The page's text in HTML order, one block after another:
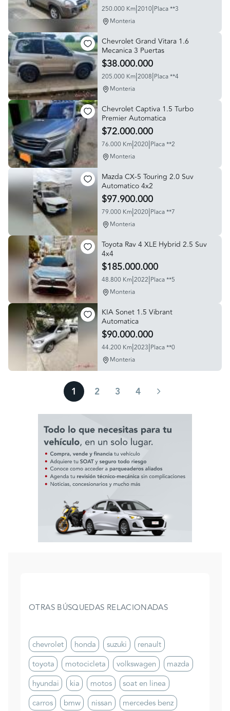
250.000 Km|2010|Placa **3
Monteria
Chevrolet Grand Vitara 1.6
Mecanica 3 Puertas
$38.000.000
205.000 Km|2008|Placa **4
Monteria
Chevrolet Captiva 1.5 Turbo
Premier Automatica
$72.000.000
76.000 Km|2020|Placa **2
Monteria
Mazda CX-5 Touring 2.0 Suv
Automatico 4x2
$97.900.000
79.000 Km|2020|Placa **7
Monteria
Toyota Rav 4 XLE Hybrid 2.5 Suv
4x4
$185.000.000
48.800 Km|2022|Placa **5
Monteria
KIA Sonet 1.5 Vibrant
Automatica
$90.000.000
44.200 Km|2023|Placa **0
Monteria
1 2 3 4
OTRAS BÚSQUEDAS RELACIONADAS
chevrolet honda suzuki
renault
toyota
motocicleta volkswagen
mazda
hyundai
kia motos
soat en linea
carros
bmw nissan
mercedes benz